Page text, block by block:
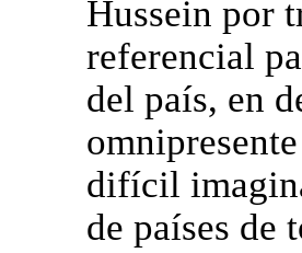
Hussein por
referencial
del país, en
difícil
de países de